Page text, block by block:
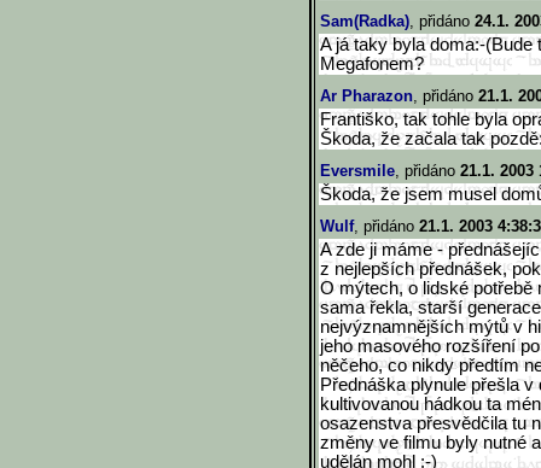
Sam(Radka), přidáno 24.1.
A já taky byla doma:-(Bude
Megafonem?
Ar Pharazon, přidáno 21.1.
Františko, tak tohle byla
Škoda, že začala tak
Eversmile, přidáno 21.1. 2003
Škoda, že jsem musel
Wulf, přidáno 21.1. 2003
A zde ji máme -
z nejlepších přednášek,
O mýtech, o lidské
sama řekla, starší
nejvýznamnějších mýtů v
jeho masového rozšíření
něčeho, co nikdy předtím
Přednáška plynule přešla
kultivovanou hádkou ta
osazenstva přesvědčila tu
změny ve filmu byly nutné
udělán mohl :-)